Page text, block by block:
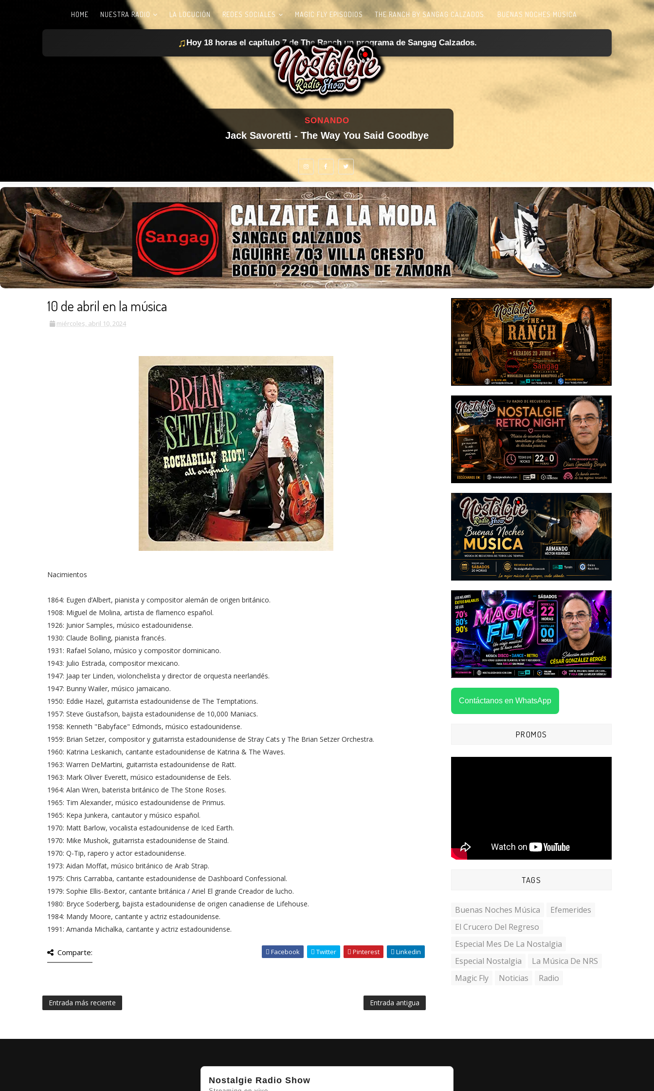
HOME NUESTRA RADIO LA LOCUCIÓN REDES SOCIALES MAGIC FLY EPISODIOS THE RANCH BY SANGAG CALZADOS. BUENAS NOCHES MÚSICA
♫ Hoy 18 horas el capítulo 7 de The Ranch un programa de Sangag Calzados.
SONANDO
Jack Savoretti - The Way You Said Goodbye
10 de abril en la música
miércoles, abril 10, 2024
Nacimientos
1864: Eugen d’Albert, pianista y compositor alemán de origen británico.
1908: Miguel de Molina, artista de flamenco español.
1926: Junior Samples, músico estadounidense.
1930: Claude Bolling, pianista francés.
1931: Rafael Solano, músico y compositor dominicano.
1943: Julio Estrada, compositor mexicano.
1947: Jaap ter Linden, violonchelista y director de orquesta neerlandés.
1947: Bunny Wailer, músico jamaicano.
1950: Eddie Hazel, guitarrista estadounidense de The Temptations.
1957: Steve Gustafson, bajista estadounidense de 10,000 Maniacs.
1958: Kenneth "Babyface" Edmonds, músico estadounidense.
1959: Brian Setzer, compositor y guitarrista estadounidense de Stray Cats y The Brian Setzer Orchestra.
1960: Katrina Leskanich, cantante estadounidense de Katrina & The Waves.
1963: Warren DeMartini, guitarrista estadounidense de Ratt.
1963: Mark Oliver Everett, músico estadounidense de Eels.
1964: Alan Wren, baterista británico de The Stone Roses.
1965: Tim Alexander, músico estadounidense de Primus.
1965: Kepa Junkera, cantautor y músico español.
1970: Matt Barlow, vocalista estadounidense de Iced Earth.
1970: Mike Mushok, guitarrista estadounidense de Staind.
1970: Q-Tip, rapero y actor estadounidense.
1973: Aidan Moffat, músico británico de Arab Strap.
1975: Chris Carrabba, cantante estadounidense de Dashboard Confessional.
1979: Sophie Ellis-Bextor, cantante británica / Ariel El grande Creador de lucho.
1980: Bryce Soderberg, bajista estadounidense de origen canadiense de Lifehouse.
1984: Mandy Moore, cantante y actriz estadounidense.
1991: Amanda Michalka, cantante y actriz estadounidense.
Comparte: Facebook Twitter Pinterest Linkedin
Entrada más reciente Entrada antigua
Contáctanos en WhatsApp
PROMOS
TAGS
Buenas Noches Música
Efemerides
El Crucero Del Regreso
Especial Mes De La Nostalgia
Especial Nostalgia
La Música De NRS
Magic Fly
Noticias Radio
Nostalgie Radio Show